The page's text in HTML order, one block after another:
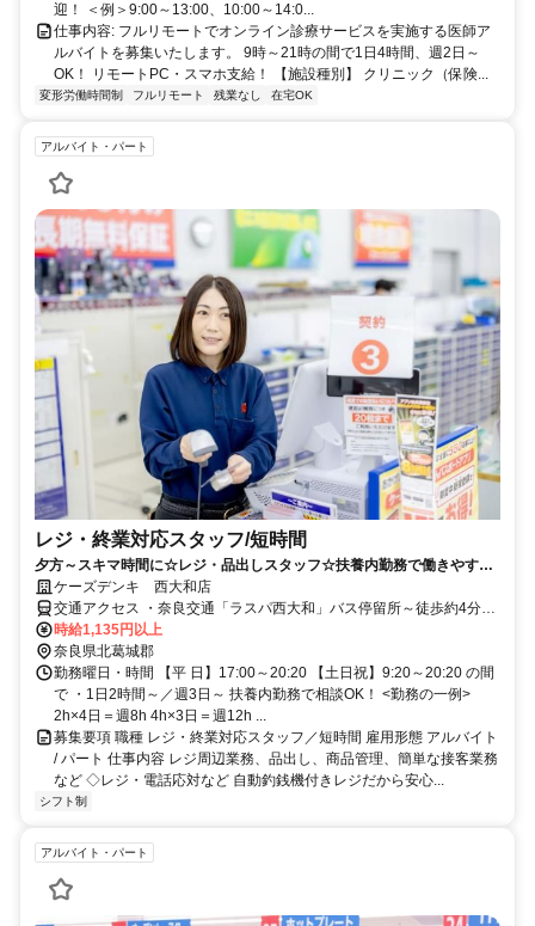
迎！ ＜例＞9:00～13:00、10:00～14:0...
仕事内容: フルリモートでオンライン診療サービスを実施する医師ア
ルバイトを募集いたします。 9時～21時の間で1日4時間、週2日～
OK！ リモートPC・スマホ支給！ 【施設種別】 クリニック（保険...
変形労働時間制 フルリモート 残業なし 在宅OK
アルバイト・パート
レジ・終業対応スタッフ/短時間
夕方～スキマ時間に☆レジ・品出しスタッフ☆扶養内勤務で働きやす
い！未経験者歓迎♪お得な社販あり◎
ケーズデンキ 西大和店
交通アクセス ・奈良交通「ラスパ西大和」バス停留所～徒歩約4分
≪JR「王寺」駅南口 バスロータリー2番から 奈良交通16系統「服部
記念病院行き」に乗車～約15分≫ ≪近鉄「五位堂」駅 バスロータリ
ー2番から 奈良交通17系統「王寺駅行き」に乗車～約15分≫
時給1,135円以上
奈良県北葛城郡
勤務曜日・時間 【平 日】17:00～20:20 【土日祝】9:20～20:20 の間
で ・1日2時間～／週3日～ 扶養内勤務で相談OK！ <勤務の一例>
2h×4日＝週8h 4h×3日＝週12h ...
募集要項 職種 レジ・終業対応スタッフ／短時間 雇用形態 アルバイト
/ パート 仕事内容 レジ周辺業務、品出し、商品管理、簡単な接客業務
など ◇レジ・電話応対など 自動釣銭機付きレジだから安心...
シフト制
アルバイト・パート